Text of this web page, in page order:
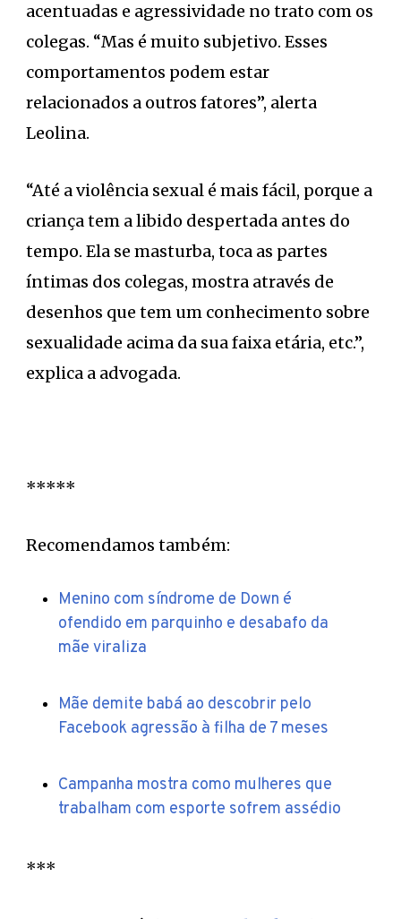
acentuadas e agressividade no trato com os
colegas. “Mas é muito subjetivo. Esses
comportamentos podem estar
relacionados a outros fatores”, alerta
Leolina.
“Até a violência sexual é mais fácil, porque a
criança tem a libido despertada antes do
tempo. Ela se masturba, toca as partes
íntimas dos colegas, mostra através de
desenhos que tem um conhecimento sobre
sexualidade acima da sua faixa etária, etc.”,
explica a advogada.
*****
Recomendamos também:
Menino com síndrome de Down é
ofendido em parquinho e desabafo da
mãe viraliza
Mãe demite babá ao descobrir pelo
Facebook agressão à filha de 7 meses
Campanha mostra como mulheres que
trabalham com esporte sofrem assédio
***